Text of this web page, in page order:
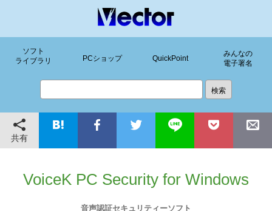
ソフト
ライブラリ
PCショップ QuickPoint
みんなの
電子署名
共有
VoiceK PC Security for Windows
音声認証セキュリティーソフト